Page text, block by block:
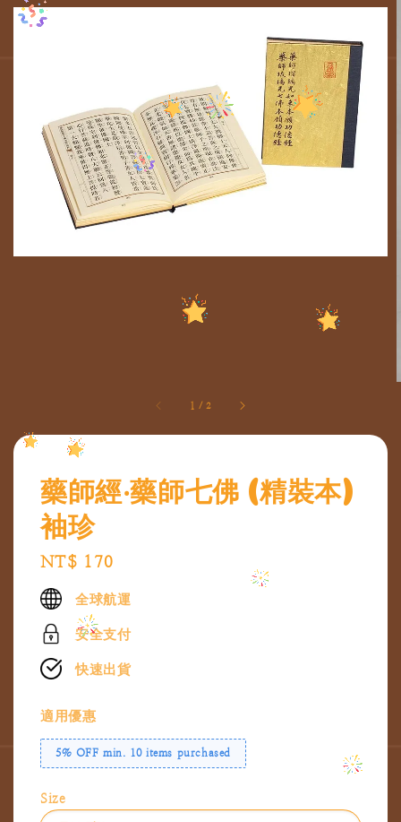
1 /2
藥師經‧藥師七佛 (精裝本)
袖珍
Regular
price
NT$ 170
全球航運
安全支付
快速出貨
適用優惠
5% OFF min. 10 items purchased
Size